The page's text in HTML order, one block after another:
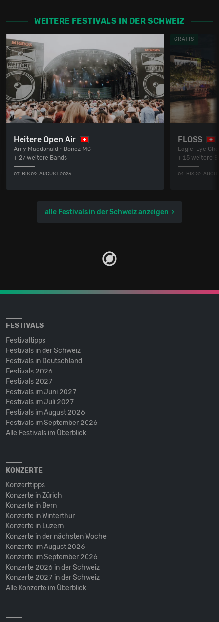
WEITERE FESTIVALS IN DER SCHWEIZ
Heitere Open Air
Amy Macdonald • Bonez MC
+ 27 weitere Bands
07. BIS 09. AUGUST 2026
GRATIS
FLOSS
Eagle-Eye
+ 15 weitere
04. BIS 22.
alle Festivals in der Schweiz anzeigen
FESTIVALS
Festivaltipps
Festivals in der Schweiz
Festivals in Deutschland
Festivals 2026
Festivals 2027
Festivals im Juni 2027
Festivals im Juli 2027
Festivals im August 2026
Festivals im September 2026
Alle Festivals im Überblick
KONZERTE
Konzerttipps
Konzerte in Zürich
Konzerte in Bern
Konzerte in Winterthur
Konzerte in Luzern
Konzerte in der nächsten Woche
Konzerte im August 2026
Konzerte im September 2026
Konzerte 2026 in der Schweiz
Konzerte 2027 in der Schweiz
Alle Konzerte im Überblick